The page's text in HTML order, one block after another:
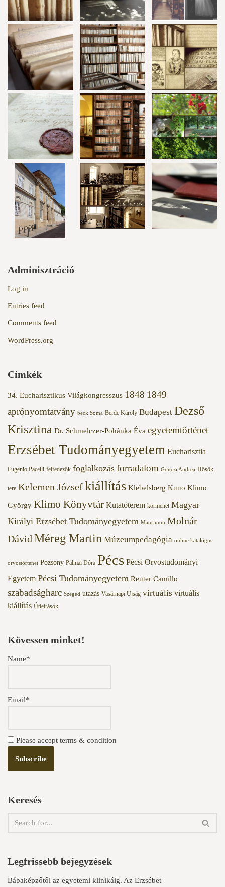
Adminisztráció
Log in
Entries feed
Comments feed
WordPress.org
Címkék
34. Eucharisztikus Világkongresszus 1848 1849
aprónyomtatvány beck Soma Berde Károly Budapest Dezső
Krisztina Dr. Schmelczer-Pohánka Éva egyetemtörténet
Erzsébet Tudományegyetem Eucharisztia
Eugenio Pacelli felfedezők foglalkozás forradalom Gönczi Andrea Hősök
tere Kelemen Józsefkiállítás Klebelsberg Kuno Klimo
György Klimo Könyvtár Kutatóterem körmenet Magyar
Királyi Erzsébet Tudományegyetem Maurinum Molnár
Dávid Méreg Martin Múzeumpedagógia online katalógus
orvostörténet Pozsony Pálmai Dóra Pécs Pécsi Orvostudományi
Egyetem Pécsi Tudományegyetem Reuter Camillo
szabadságharc Szeged utazás Vasárnapi Újság virtuális virtuális
kiállítás Útleírások
Kövessen minket!
Name*
Email*
Please accept terms & condition
Keresés
Legfrissebb bejegyzések
Bábaképzőtől az egyetemi klinikáig. Az Erzsébet